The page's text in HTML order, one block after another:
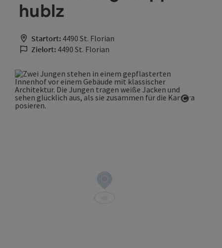
hublz
Startort: 4490 St. Florian
Zielort: 4490 St. Florian